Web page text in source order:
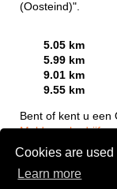
Cookies are
Learn more
(Oosteind)".
5.05 km
5.99 km
9.01 km
9.55 km
Bent of kent u een
Meld een bedrijf